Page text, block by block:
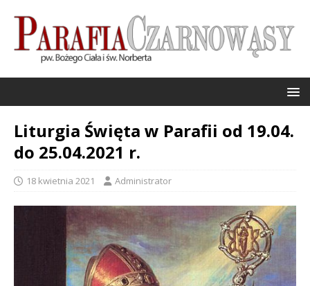
Liturgia Święta w Parafii od 19.04.
do 25.04.2021 r.
18 kwietnia 2021 Administrator